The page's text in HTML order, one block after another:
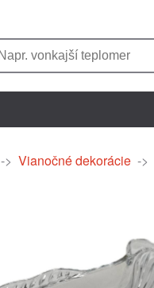
-> Vianočné dekorácie ->